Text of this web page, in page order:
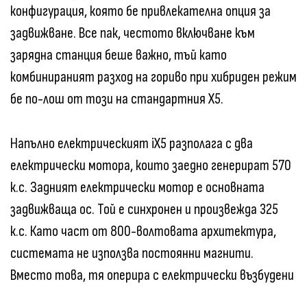
конфигурация, която бе привлекателна опция за
задвижване. Все пак, честото включване към
зарядна станция беше важно, тъй като
комбинираният разход на гориво при хибриден режим
бе по-лош от този на стандартния X5.
Напълно електрическият iX5 разполага с два
електрически мотора, които заедно генерират 570
к.с. Задният електрически мотор е основната
задвижваща ос. Той е синхронен и произвежда 325
к.с. Като част от 800-волтовата архитектура,
системата не използва постоянни магнити.
Вместо това, тя оперира с електрически възбудени